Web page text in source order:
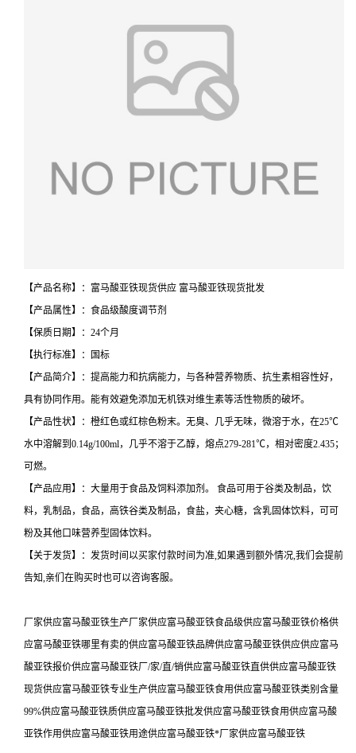
【产品名称】：富马酸亚铁现货供应 富马酸亚铁现货批发
【产品属性】：食品级酸度调节剂
【保质日期】：24个月
【执行标准】：国标
【产品简介】：提高能力和抗病能力，与各种营养物质、抗生素相容性好，
具有协同作用。能有效避免添加无机铁对维生素等活性物质的破坏。
【产品性状】：橙红色或红棕色粉末。无臭、几乎无味，微溶于水，在25℃
水中溶解到0.14g/100ml，几乎不溶于乙醇，熔点279-281℃，相对密度2.435；
可燃。
【产品应用】：大量用于食品及饲料添加剂。 食品可用于谷类及制品，饮
料，乳制品，食品，高铁谷类及制品，食盐，夹心糖，含乳固体饮料，可可
粉及其他口味营养型固体饮料。
【关于发货】：发货时间以买家付款时间为准,如果遇到额外情况,我们会提前
告知,亲们在购买时也可以咨询客服。
厂家供应富马酸亚铁生产厂家供应富马酸亚铁食品级供应富马酸亚铁价格供
应富马酸亚铁哪里有卖的供应富马酸亚铁品牌供应富马酸亚铁供应供应富马
酸亚铁报价供应富马酸亚铁厂/家/直/销供应富马酸亚铁直供供应富马酸亚铁
现货供应富马酸亚铁专业生产供应富马酸亚铁食用供应富马酸亚铁类别含量
99%供应富马酸亚铁质供应富马酸亚铁批发供应富马酸亚铁食用供应富马酸
亚铁作用供应富马酸亚铁用途供应富马酸亚铁*厂家供应富马酸亚铁